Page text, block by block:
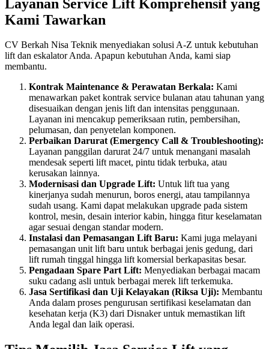
Layanan Service Lift Komprehensif yang
Kami Tawarkan
CV Berkah Nisa Teknik menyediakan solusi A-Z untuk kebutuhan
lift dan eskalator Anda. Apapun kebutuhan Anda, kami siap
membantu.
Kontrak Maintenance & Perawatan Berkala: Kami
menawarkan paket kontrak service bulanan atau tahunan yang
disesuaikan dengan jenis lift dan intensitas penggunaan.
Layanan ini mencakup pemeriksaan rutin, pembersihan,
pelumasan, dan penyetelan komponen.
Perbaikan Darurat (Emergency Call & Troubleshooting):
Layanan panggilan darurat 24/7 untuk menangani masalah
mendesak seperti lift macet, pintu tidak terbuka, atau
kerusakan lainnya.
Modernisasi dan Upgrade Lift: Untuk lift tua yang
kinerjanya sudah menurun, boros energi, atau tampilannya
sudah usang. Kami dapat melakukan upgrade pada sistem
kontrol, mesin, desain interior kabin, hingga fitur keselamatan
agar sesuai dengan standar modern.
Instalasi dan Pemasangan Lift Baru: Kami juga melayani
pemasangan unit lift baru untuk berbagai jenis gedung, dari
lift rumah tinggal hingga lift komersial berkapasitas besar.
Pengadaan Spare Part Lift: Menyediakan berbagai macam
suku cadang asli untuk berbagai merek lift terkemuka.
Jasa Sertifikasi dan Uji Kelayakan (Riksa Uji): Membantu
Anda dalam proses pengurusan sertifikasi keselamatan dan
kesehatan kerja (K3) dari Disnaker untuk memastikan lift
Anda legal dan laik operasi.